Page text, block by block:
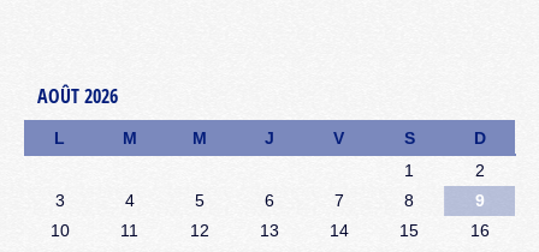
AOÛT 2026
L M M J V S
D
1
2
3
4 5 6 7 8
9
10
11 12 13 14 15
16